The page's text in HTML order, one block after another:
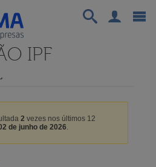
IPF
2 vezes nos últimos 12
de junho de 2026.